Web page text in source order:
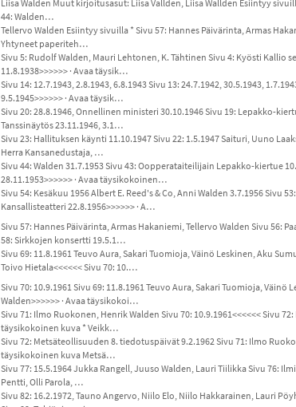
Liisa Walden Muut kirjoitusasut: Liisa Vallden, Liisa Wallden Esiintyy
44: Walden…
Tellervo Walden Esiintyy sivuilla * Sivu 57: Hannes Päivärinta, Armas
Yhtyneet paperiteh…
Sivu 5: Rudolf Walden, Mauri Lehtonen, K. Tähtinen Sivu 4: Kyösti Kallio
11.8.1938>>>>>> · Avaa täysik…
Sivu 14: 12.7.1943, 2.8.1943, 6.8.1943 Sivu 13: 24.7.1942, 30.5.1943,
9.5.1945>>>>>> · Avaa täysik…
Sivu 20: 28.8.1946, Onnellinen ministeri 30.10.1946 Sivu 19: Lepakko-
Tanssinäytös 23.11.1946, 3.1…
Sivu 23: Hallituksen käynti 11.10.1947 Sivu 22: 1.5.1947 Saituri, Uuno
Herra Kansanedustaja, …
Sivu 44: Walden 31.7.1953 Sivu 43: Oopperataiteilijain Lepakko-kiertue
28.11.1953>>>>>> · Avaa täysikokoinen…
Sivu 54: Kesäkuu 1956 Albert E. Reed's & Co, Anni Walden 3.7.1956 Sivu
Kansallisteatteri 22.8.1956>>>>>> · A…
Sivu 57: Hannes Päivärinta, Armas Hakaniemi, Tellervo Walden Sivu 56:
58: Sirkkojen konsertti 19.5.1…
Sivu 69: 11.8.1961 Teuvo Aura, Sakari Tuomioja, Väinö Leskinen, Aku
Toivo Hietala<<<<<< Sivu 70: 10.…
Sivu 70: 10.9.1961 Sivu 69: 11.8.1961 Teuvo Aura, Sakari Tuomioja,
Walden>>>>>> · Avaa täysikokoi…
Sivu 71: Ilmo Ruokonen, Henrik Walden Sivu 70: 10.9.1961<<<<<< Sivu
täysikokoinen kuva * Veikk…
Sivu 72: Metsäteollisuuden 8. tiedotuspäivät 9.2.1962 Sivu 71: Ilmo
täysikokoinen kuva Metsä…
Sivu 77: 15.5.1964 Jukka Rangell, Juuso Walden, Lauri Tiilikka Sivu 76:
Pentti, Olli Parola, …
Sivu 82: 16.2.1972, Tauno Angervo, Niilo Elo, Niilo Hakkarainen, Lauri